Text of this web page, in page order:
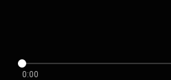
0:00